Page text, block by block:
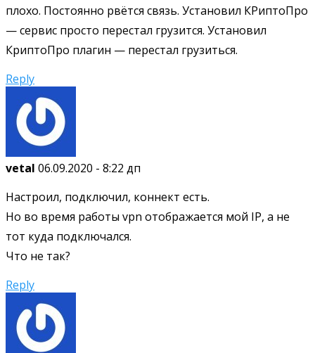
плохо. Постоянно рвётся связь. Установил КРиптоПро
— сервис просто перестал грузится. Установил
КриптоПро плагин — перестал грузиться.
Reply
vetal 06.09.2020 - 8:22 дп
Настроил, подключил, коннект есть.
Но во время работы vpn отображается мой IP, а не
тот куда подключался.
Что не так?
Reply